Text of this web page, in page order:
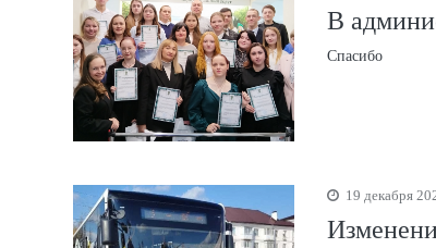
В
Спасибо
19 декабря